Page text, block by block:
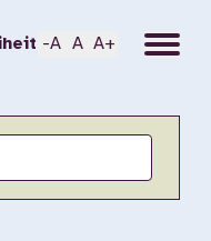
-A A A+ Menu